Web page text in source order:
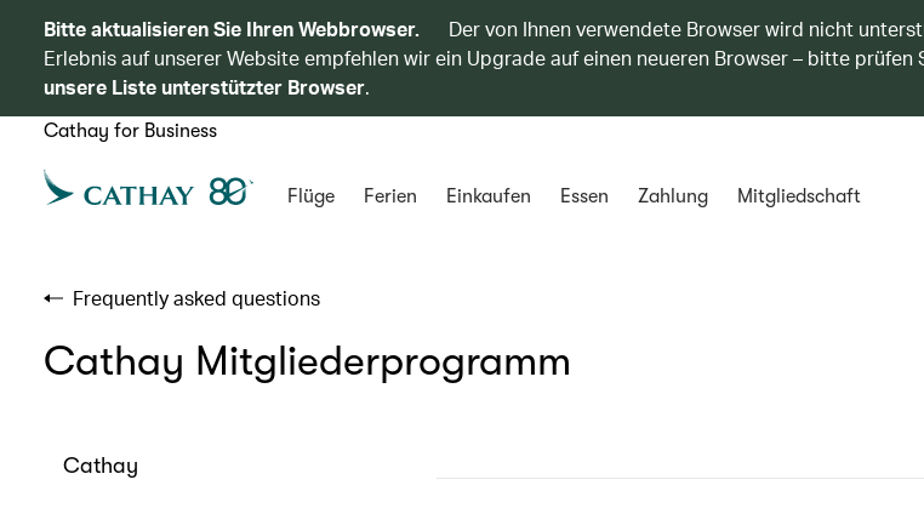
Bitte aktualisieren Sie Ihren Webbrowser.
Der von Ihnen verwendete Browser wird nicht
Erlebnis auf unserer Website empfehlen wir ein Upgrade auf einen neueren Browser – bitte prüfen
unsere Liste unterstützter Browser.
Cathay for Business
Flüge Ferien Einkaufen Essen Zahlung Mitgliedschaft
Frequently asked questions
Cathay Mitgliederprogramm
Cathay